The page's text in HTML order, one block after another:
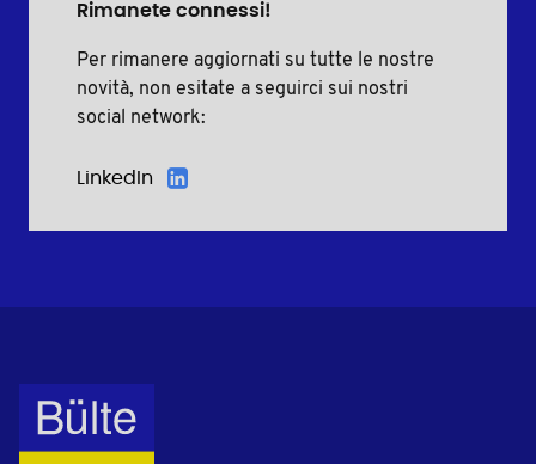
Rimanete connessi!
Per rimanere aggiornati su tutte le nostre
novità, non esitate a seguirci sui nostri
social network:
LinkedIn